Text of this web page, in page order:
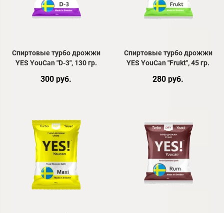
Спиртовые турбо дрожжи
YES YouCan "D-3", 130 гр.
300 руб.
Спиртовые турбо дрожжи
YES YouCan "Frukt", 45 гр.
280 руб.